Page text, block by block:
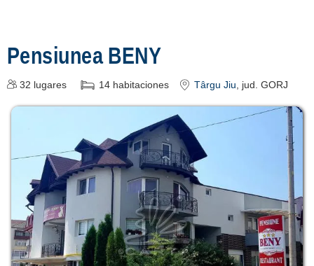
Pensiunea BENY
32 lugares 14 habitaciones Târgu Jiu , jud. GORJ